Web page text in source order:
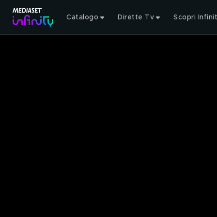
Catalogo Dirette Tv Scopri